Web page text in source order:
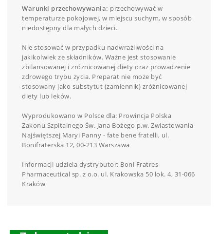
Warunki przechowywania: przechowywać w
temperaturze pokojowej, w miejscu suchym, w sposób
niedostępny dla małych dzieci.
Nie stosować w przypadku nadwrażliwości na
jakikolwiek ze składników. Ważne jest stosowanie
zbilansowanej i zróżnicowanej diety oraz prowadzenie
zdrowego trybu życia. Preparat nie może być
stosowany jako substytut (zamiennik) zróżnicowanej
diety lub leków.
Wyprodukowano w Polsce dla: Prowincja Polska
Zakonu Szpitalnego Św. Jana Bożego p.w. Zwiastowania
Najświętszej Maryi Panny - fate bene fratelli, ul.
Bonifraterska 12, 00-213 Warszawa
Informacji udziela dystrybutor: Boni Fratres
Pharmaceutical sp. z o.o. ul. Krakowska 50 lok. 4, 31-066
Kraków